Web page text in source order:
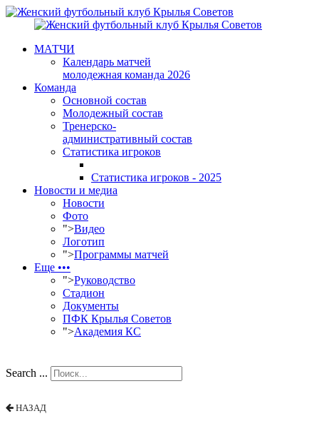
МАТЧИ
Календарь матчей
молодежная команда 2026
Команда
Основной состав
Молодежный состав
Тренерско-
административный состав
Статистика игроков
Статистика игроков - 2025
Новости и медиа
Новости
Фото
">Видео
Логотип
">Программы матчей
Еще •••
">Руководство
Стадион
Документы
ПФК Крылья Советов
">Академия КС
Search ...
НАЗАД